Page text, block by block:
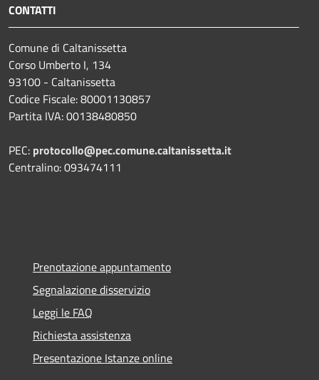
CONTATTI
Comune di Caltanissetta
Corso Umberto I, 134
93100 - Caltanissetta
Codice Fiscale: 80001130857
Partita IVA: 00138480850
PEC: protocollo@pec.comune.caltanissetta.it
Centralino: 093474111
Prenotazione appuntamento
Segnalazione disservizio
Leggi le FAQ
Richiesta assistenza
Presentazione Istanze online